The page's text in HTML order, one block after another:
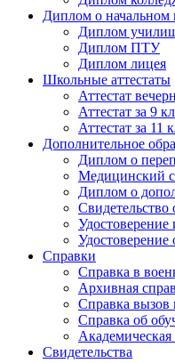
Диплом о начальном
Диплом
Диплом ПТУ
Диплом лицея
Школьные аттестаты
Аттестат
Аттестат за 9
Аттестат за 11
Дополнительное
Диплом о
Медицинский
Диплом о
Удостоверение
Справки
Справка в
Архивная
Справка вызов
Справка об
Академическая
Свидетельства